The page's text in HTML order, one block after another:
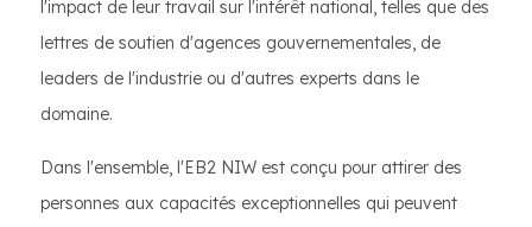
l'impact de leur travail sur l'intérêt national, telles que des
lettres de soutien d'agences gouvernementales, de
leaders de l'industrie ou d'autres experts dans le
domaine.
Dans l'ensemble, l'EB2 NIW est conçu pour attirer des
personnes aux capacités exceptionnelles qui peuvent